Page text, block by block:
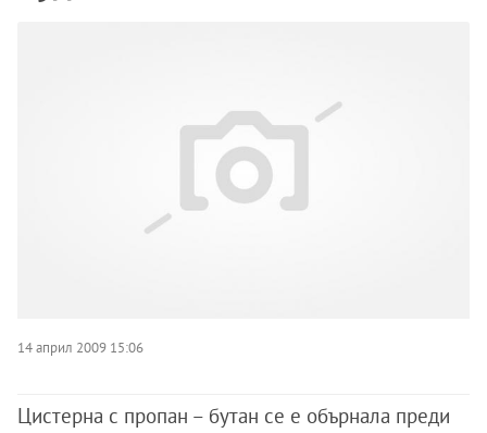
14 април 2009 15:06
Цистерна с пропан – бутан се e обърнала преди